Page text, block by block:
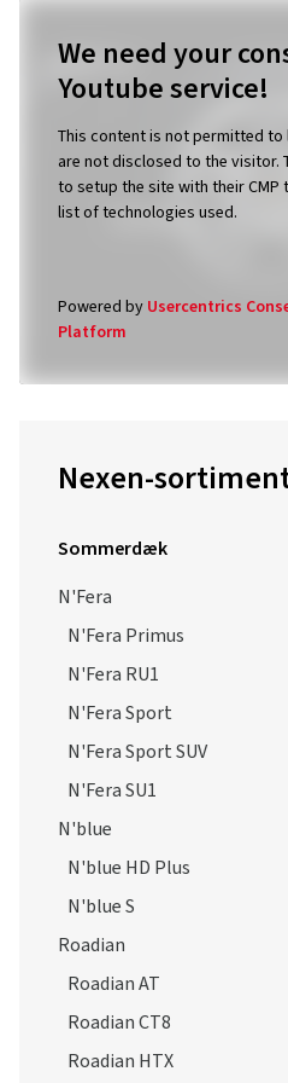
are not disclosed to the visitor.
to setup the site with their
list of technologies used.
Powered by Usercentrics
Platform
N'Fera
N'Fera RU1
N'Fera Sport
N'Fera Sport SUV
N'Fera SU1
N'blue
N'blue HD Plus
N'blue S
Roadian
Roadian AT
Roadian CT8
Roadian HTX
Vinterdæk